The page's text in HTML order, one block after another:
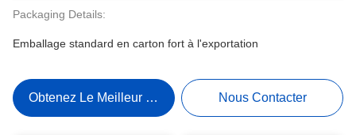
Packaging Details:
Emballage standard en carton fort à l'exportation
Obtenez Le Meilleur Prix Nous Contacter